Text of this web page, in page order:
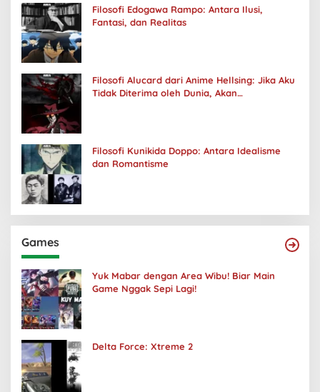
Filosofi Edogawa Rampo: Antara Ilusi,
Fantasi, dan Realitas
Filosofi Alucard dari Anime Hellsing: Jika Aku
Tidak Diterima oleh Dunia, Akan
Filosofi Kunikida Doppo: Antara Idealisme
dan Romantisme
Games
Yuk Mabar dengan Area Wibu! Biar Main
Game Nggak Sepi Lagi!
Delta Force: Xtreme 2